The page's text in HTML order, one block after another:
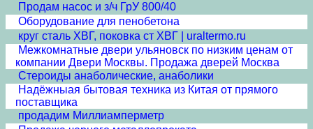
Продам насос и з/ч ГрУ 800/40
Оборудование для пенобетона
круг сталь ХВГ, поковка ст ХВГ | uraltermo.ru
Межкомнатные двери ульяновск по низким ценам от
компании Двери Москвы. Продажа дверей Москва
Стероиды анаболические, анаболики
Надёжныая бытовая техника из Китая от прямого
поставщика
продадим Миллиамперметр